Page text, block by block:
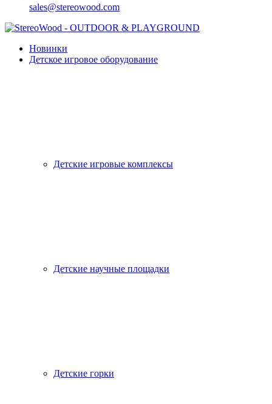
sales@stereowood.com
Новинки
Детское игровое оборудование
Детские игровые комплексы
Детские научные площадки
Детские горки